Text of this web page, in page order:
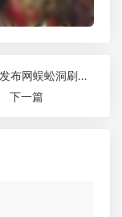
传奇手游发布网蜈蚣洞刷图的岁月让人难以忘怀
下一篇